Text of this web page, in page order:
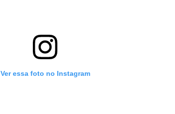
Ver essa foto no Instagram